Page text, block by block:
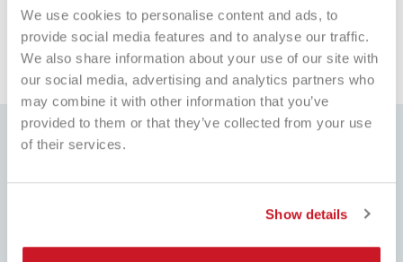
We use cookies to personalise content and ads, to
provide social media features and to analyse our traffic.
We also share information about your use of our site with
our social media, advertising and analytics partners who
may combine it with other information that you’ve
provided to them or that they’ve collected from your use
of their services.
Show details
Isole e zone disagiate in 48H
Sempre i migliori prezzi del